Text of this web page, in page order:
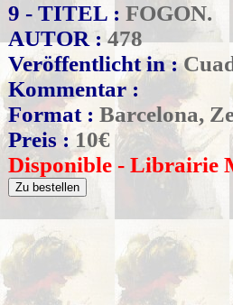
9 - TITEL : FOGON.
AUTOR :478
Veröffentlicht in :
Kommentar :
Format : Barcelona,
Preis : 10€
Disponible - Librairie